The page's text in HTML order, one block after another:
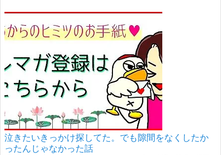
泣きたいきっかけ探してた。でも隙間をなくしたか
ったんじゃなかった話